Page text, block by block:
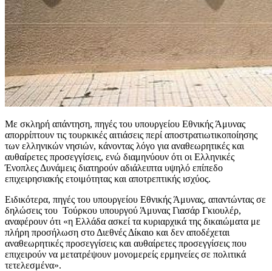
Με σκληρή απάντηση, πηγές του υπουργείου Εθνικής Άμυνας
απορρίπτουν τις τουρκικές αιτιάσεις περί αποστρατιωτικοποίησης
των ελληνικών νησιών, κάνοντας λόγο για αναθεωρητικές και
αυθαίρετες προσεγγίσεις, ενώ διαμηνύουν ότι οι Ελληνικές
Ένοπλες Δυνάμεις διατηρούν αδιάλειπτα υψηλό επίπεδο
επιχειρησιακής ετοιμότητας και αποτρεπτικής ισχύος.
Ειδικότερα, πηγές του υπουργείου Εθνικής Άμυνας, απαντώντας σε
δηλώσεις του Τούρκου υπουργού Άμυνας Γιασάρ Γκιουλέρ,
αναφέρουν ότι «η Ελλάδα ασκεί τα κυριαρχικά της δικαιώματα με
πλήρη προσήλωση στο Διεθνές Δίκαιο και δεν αποδέχεται
αναθεωρητικές προσεγγίσεις και αυθαίρετες προσεγγίσεις που
επιχειρούν να μετατρέψουν μονομερείς ερμηνείες σε πολιτικά
τετελεσμένα».